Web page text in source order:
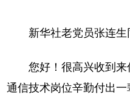
新华社老党员张连生
您好！很高兴收到
通信技术岗位辛勤付出